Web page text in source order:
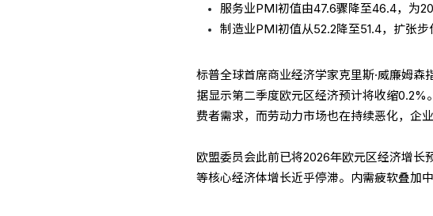
服务业PMI初值由47.6骤降至46.4，为
制造业PMI初值从52.2降至51.4，扩张步
标普全球首席商业经济学家克里斯·威廉姆
据显示第二季度欧元区经济预计将收缩
费者需求，而劳动力市场也在持续恶化，企
欧盟委员会此前已将2026年欧元区经济增
等核心经济体增长近乎停滞。内需疲软叠加